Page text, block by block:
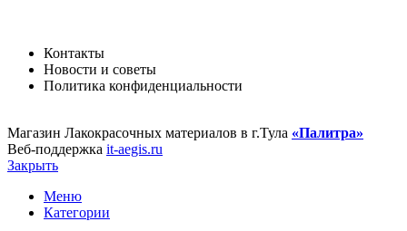
Контакты
Новости и советы
Политика конфиденциальности
Магазин Лакокрасочных материалов в г.Тула «Палитра»
Веб-поддержка it-aegis.ru
Закрыть
Меню
Категории